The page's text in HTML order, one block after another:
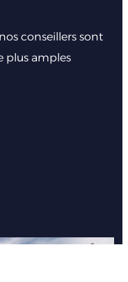
conseillers sont
plus amples